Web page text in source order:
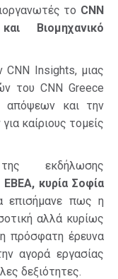
το CNN
Βιομηχανικό
Insights, μιας
του CNN Greece
απόψεων και την
καίριους τομείς
εκδήλωσης
κυρία Σοφία
επισήμανε πως η
αλλά κυρίως
πρόσφατη έρευνα
αγορά εργασίας
δεξιότητες.